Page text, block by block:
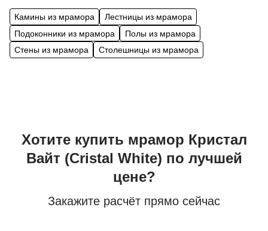
Камины из мрамора
Лестницы из мрамора
Подоконники из мрамора
Полы из мрамора
Стены из мрамора
Столешницы из мрамора
Хотите купить мрамор Кристал
Вайт (Cristal White) по лучшей
цене?
Закажите расчёт прямо сейчас